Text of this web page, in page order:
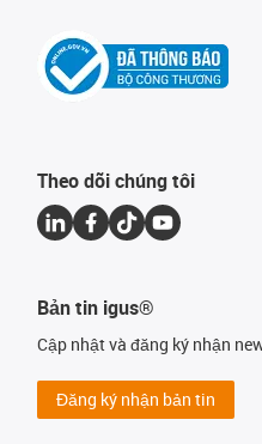
Theo dõi chúng tôi
Bản tin igus®
Cập nhật và đăng ký nhận
Đăng ký nhận bản tin